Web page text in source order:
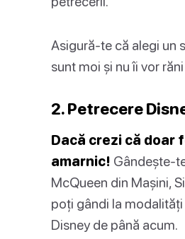
Asigură-te că alegi un
sunt moi și nu îi vor
2. Petrecere
Dacă crezi că doar
amarnic! Gândește-
McQueen din Mașini,
poți gândi la
Disney de până acum.